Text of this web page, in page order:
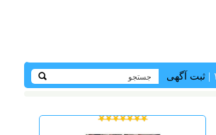
ثبت آگهی